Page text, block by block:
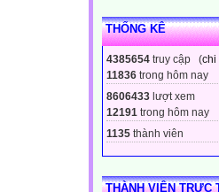
THỐNG KÊ
4385654 truy cập (chi
11836 trong hôm nay
8606433 lượt xem
12191 trong hôm nay
1135 thành viên
THÀNH VIÊN TRỰC